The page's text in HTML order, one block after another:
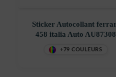
Sticker Autocollant ferrari
458 italia Auto AU87308
+79 COULEURS